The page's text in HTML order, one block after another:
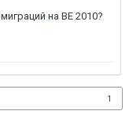
на BE 2010?
1